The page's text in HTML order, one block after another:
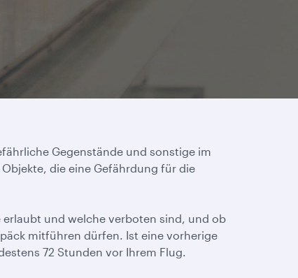
Gegenstände und sonstige im
die eine Gefährdung für die
und welche verboten sind, und ob
mitführen dürfen. Ist eine vorherige
72 Stunden vor Ihrem Flug.